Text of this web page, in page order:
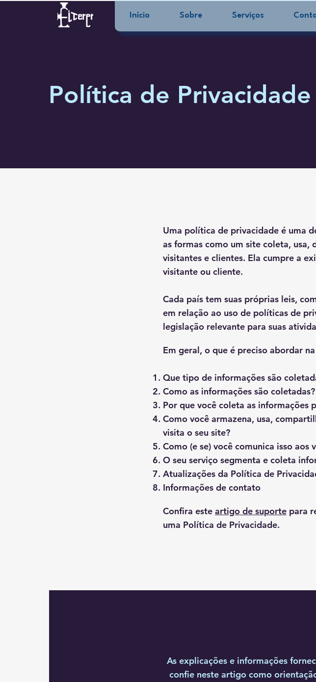
Início Sobre Serviços
Política de Privacidade
Uma política de privacidade é uma
as formas como um site coleta, usa,
visitantes e clientes. Ela cumpre a
visitante ou cliente.
Cada país tem suas próprias leis,
em relação ao uso de políticas de
legislação relevante para suas
Em geral, o que é preciso abordar
Que tipo de informações são
Como as informações são coletadas?
Por que você coleta as informações
Como você armazena, usa,
visita o seu site?
Como (e se) você comunica isso aos
O seu serviço segmenta e coleta
Atualizações da Política de
Informações de contato
Confira este artigo de suporte para
uma Política de Privacidade.
As explicações e informações
confie neste artigo como